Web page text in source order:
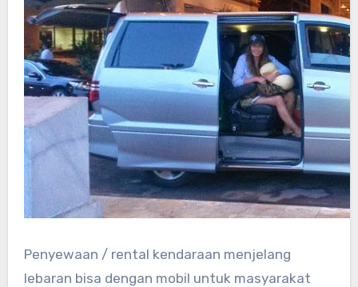
Penyewaan / rental kendaraan menjelang
lebaran bisa dengan mobil untuk masyarakat